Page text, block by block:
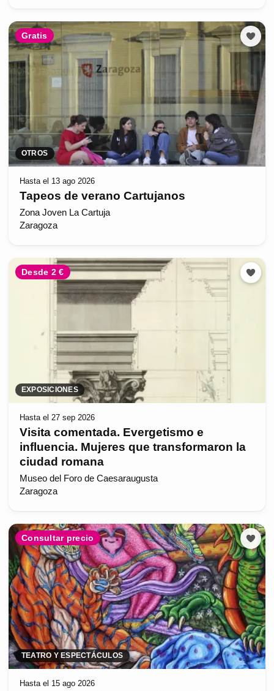
Gratis
OTROS
Hasta el 13 ago 2026
Tapeos de verano Cartujanos
Zona Joven La Cartuja
Zaragoza
Desde 2 €
EXPOSICIONES
Hasta el 27 sep 2026
Visita comentada. Evergetismo e
influencia. Mujeres que transformaron la
ciudad romana
Museo del Foro de Caesaraugusta
Zaragoza
Consultar precio
TEATRO Y ESPECTÁCULOS
Hasta el 15 ago 2026